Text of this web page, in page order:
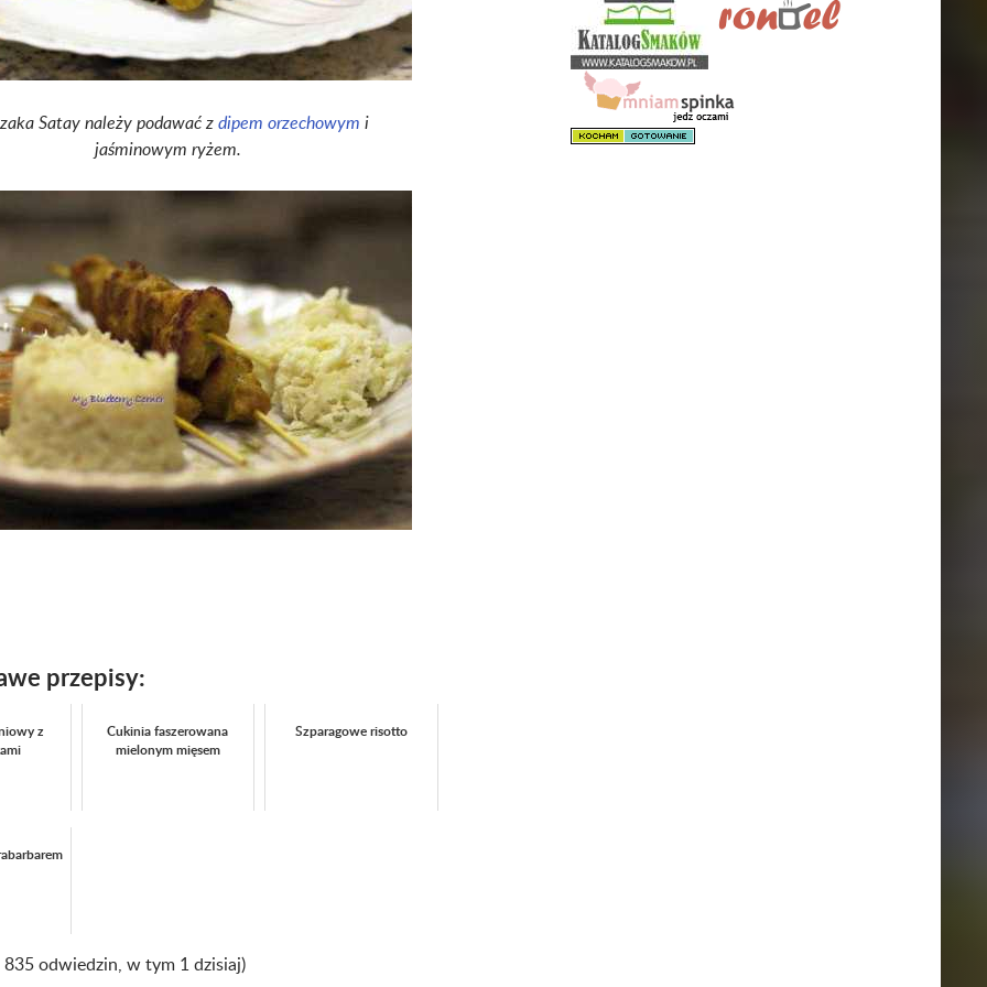
Satay należy podawać zdipem orzechowym i
jaśminowym ryżem.
przepisy:
z
Cukinia faszerowana
mielonym mięsem
Szparagowe risotto
835 odwiedzin, w tym 1 dzisiaj)